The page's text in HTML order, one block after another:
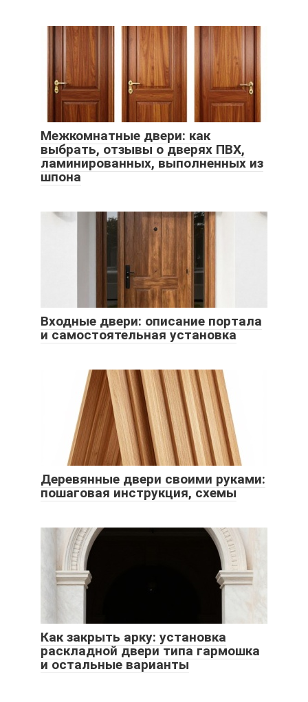
Межкомнатные двери: как
выбрать, отзывы о дверях ПВХ,
ламинированных, выполненных из
шпона
Входные двери: описание портала
и самостоятельная установка
Деревянные двери своими руками:
пошаговая инструкция, схемы
Как закрыть арку: установка
раскладной двери типа гармошка
и остальные варианты